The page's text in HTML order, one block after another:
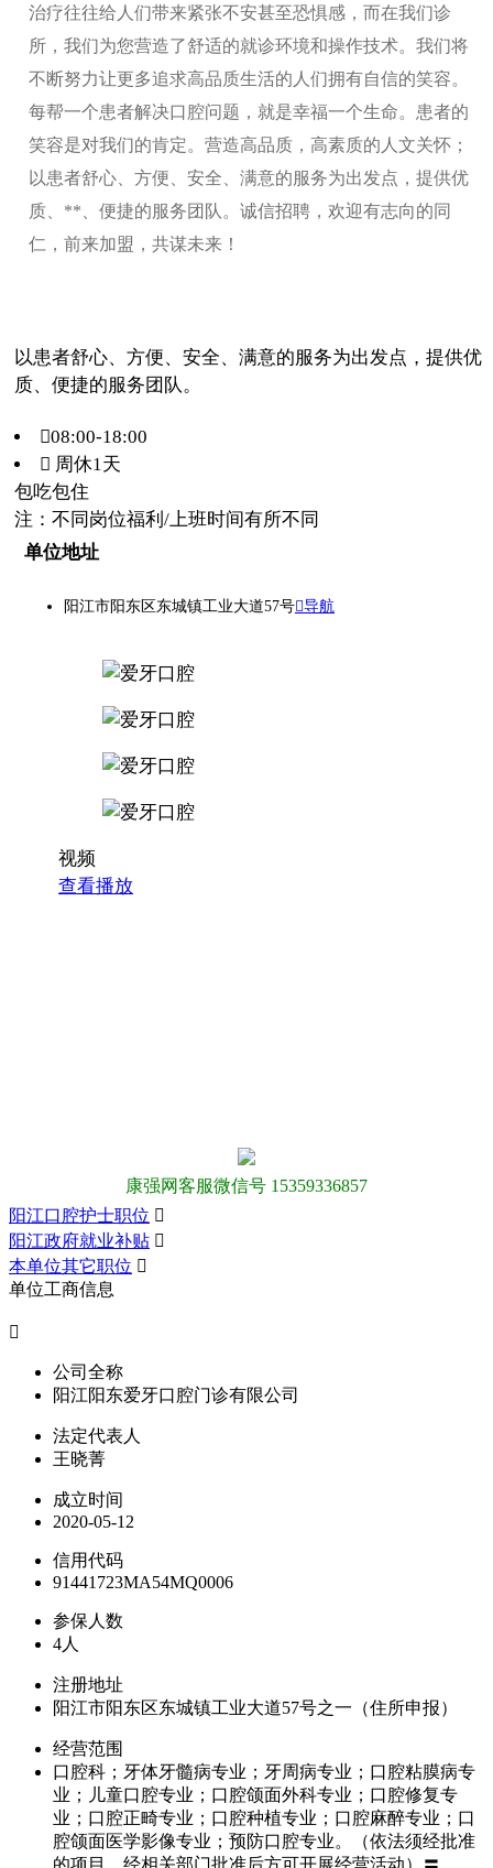
治疗往往给人们带来紧张不安甚至恐惧感，而在我们诊
所，我们为您营造了舒适的就诊环境和操作技术。我们将
不断努力让更多追求高品质生活的人们拥有自信的笑容。
每帮一个患者解决口腔问题，就是幸福一个生命。患者的
笑容是对我们的肯定。营造高品质，高素质的人文关怀；
以患者舒心、方便、安全、满意的服务为出发点，提供优
质、**、便捷的服务团队。诚信招聘，欢迎有志向的同
仁，前来加盟，共谋未来！
以患者舒心、方便、安全、满意的服务为出发点，提供优
质、便捷的服务团队。
08:00-18:00
 周休1天
包吃包住
注：不同岗位福利/上班时间有所不同
单位地址
阳江市阳东区东城镇工业大道57号导航
视频
查看播放
康强网客服微信号 15359336857
阳江口腔护士职位 
阳江政府就业补贴 
本单位其它职位 
单位工商信息

公司全称
阳江阳东爱牙口腔门诊有限公司
法定代表人
王晓菁
成立时间
2020-05-12
信用代码
91441723MA54MQ0006
参保人数
4人
注册地址
阳江市阳东区东城镇工业大道57号之一（住所申报）
经营范围
口腔科；牙体牙髓病专业；牙周病专业；口腔粘膜病专
业；儿童口腔专业；口腔颌面外科专业；口腔修复专
业；口腔正畸专业；口腔种植专业；口腔麻醉专业；口
腔颌面医学影像专业；预防口腔专业。（依法须经批准
的项目，经相关部门批准后方可开展经营活动）〓